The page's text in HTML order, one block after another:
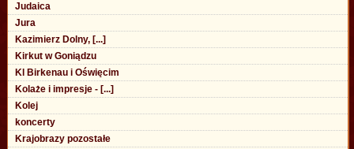
Judaica
Jura
Kazimierz Dolny, [...]
Kirkut w Goniądzu
Kl Birkenau i Oświęcim
Kolaże i impresje - [...]
Kolej
koncerty
Krajobrazy pozostałe